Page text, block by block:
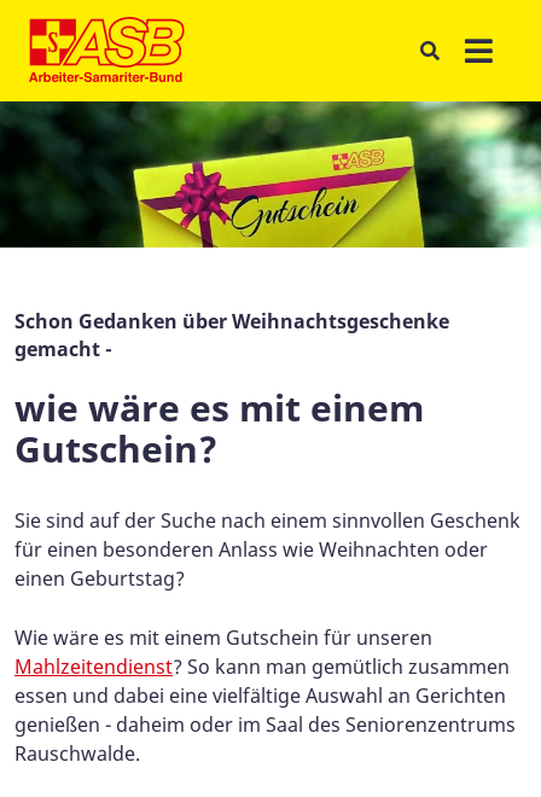
Schon Gedanken über Weihnachtsgeschenke
gemacht -
wie wäre es mit einem
Gutschein?
Sie sind auf der Suche nach einem sinnvollen Geschenk
für einen besonderen Anlass wie Weihnachten oder
einen Geburtstag?
Wie wäre es mit einem Gutschein für unseren
Mahlzeitendienst? So kann man gemütlich zusammen
essen und dabei eine vielfältige Auswahl an Gerichten
genießen - daheim oder im Saal des Seniorenzentrums
Rauschwalde.